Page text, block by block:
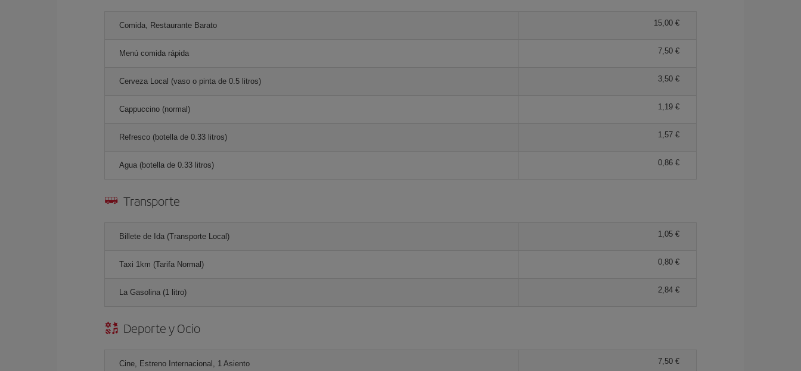
Comida, Restaurante Barato 15,00 €
Menú comida rápida 7,50 €
Cerveza Local (vaso o pinta de 0.5 litros) 3,50 €
Cappuccino (normal) 1,19 €
Refresco (botella de 0.33 litros) 1,57 €
Agua (botella de 0.33 litros) 0,86 €
Transporte
Billete de Ida (Transporte Local) 1,05 €
Taxi 1km (Tarifa Normal) 0,80 €
La Gasolina (1 litro) 2,84 €
Deporte y Ocio
Cine, Estreno Internacional, 1 Asiento 7,50 €